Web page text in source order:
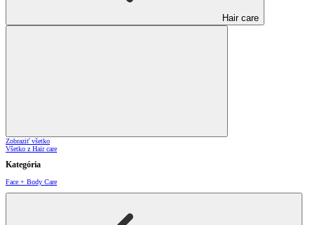
Hair care
Zobraziť všetko
Všetko z Hair care
Kategória
Face + Body Care